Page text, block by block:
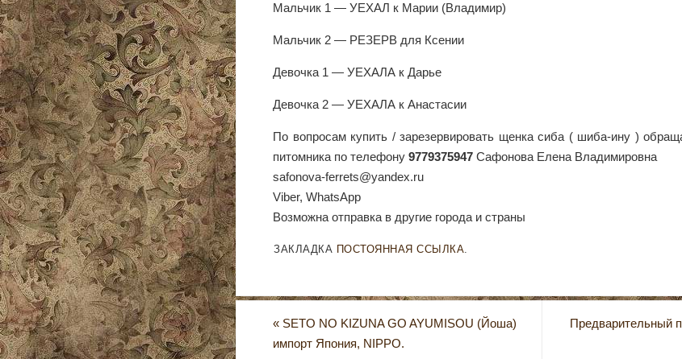
Мальчик 1 — УЕХАЛ к Марии (Владимир)
Мальчик 2 — РЕЗЕРВ для Ксении
Девочка 1 — УЕХАЛА к Дарье
Девочка 2 — УЕХАЛА к Анастасии
По вопросам купить / зарезервировать щенка сиба ( шиба-ину )
питомника по телефону 9779375947 Сафонова Елена Владимировна
safonova-ferrets@yandex.ru
Viber, WhatsApp
Возможна отправка в другие города и страны
ЗАКЛАДКА ПОСТОЯННАЯ ССЫЛКА.
« SETO NO KIZUNA GO AYUMISOU (Йоша)
импорт Япония, NIPPO.
Предварительный